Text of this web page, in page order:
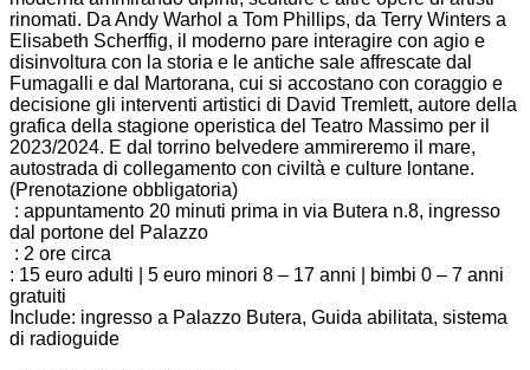
rinomati. Da Andy Warhol a Tom Phillips, da Terry Winters a
Elisabeth Scherffig, il moderno pare interagire con agio e
disinvoltura con la storia e le antiche sale affrescate dal
Fumagalli e dal Martorana, cui si accostano con coraggio e
decisione gli interventi artistici di David Tremlett, autore della
grafica della stagione operistica del Teatro Massimo per il
2023/2024. E dal torrino belvedere ammireremo il mare,
autostrada di collegamento con civiltà e culture lontane.
(Prenotazione obbligatoria)
: appuntamento 20 minuti prima in via Butera n.8, ingresso
dal portone del Palazzo
: 2 ore circa
: 15 euro adulti | 5 euro minori 8 – 17 anni | bimbi 0 – 7 anni
gratuiti
Include: ingresso a Palazzo Butera, Guida abilitata, sistema
di radioguide